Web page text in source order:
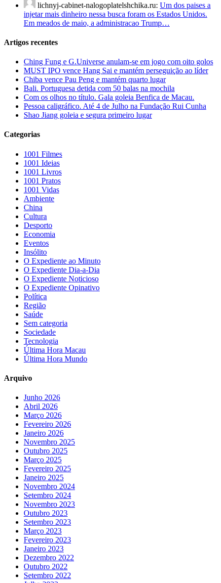
lichnyj-cabinet-nalogoplatelshchika.ru: Um dos paises a
injetar mais dinheiro nessa busca foram os Estados Unidos.
Em meados de maio, a administracao Trump…
Artigos recentes
Ching Fung e G.Universe anulam-se em jogo com oito golos
MUST IPO vence Hang Sai e mantém perseguição ao líder
Chiba vence Pau Peng e mantém quarto lugar
Bali. Portuguesa detida com 50 balas na mochila
Com os olhos no título. Gala goleia Benfica de Macau.
Pessoa caligráfico. Até 4 de Julho na Fundação Rui Cunha
Shao Jiang goleia e segura primeiro lugar
Categorias
1001 Filmes
1001 Ideias
1001 Livros
1001 Pratos
1001 Vidas
Ambiente
China
Cultura
Desporto
Economia
Eventos
Insólito
O Expediente ao Minuto
O Expediente Dia-a-Dia
O Expediente Noticioso
O Expediente Opinativo
Política
Região
Saúde
Sem categoria
Sociedade
Tecnologia
Última Hora Macau
Última Hora Mundo
Arquivo
Junho 2026
Abril 2026
Março 2026
Fevereiro 2026
Janeiro 2026
Novembro 2025
Outubro 2025
Março 2025
Fevereiro 2025
Janeiro 2025
Novembro 2024
Setembro 2024
Novembro 2023
Outubro 2023
Setembro 2023
Março 2023
Fevereiro 2023
Janeiro 2023
Dezembro 2022
Outubro 2022
Setembro 2022